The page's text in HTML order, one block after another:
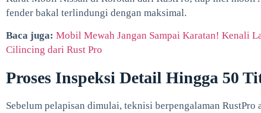
fender bakal terlindungi dengan maksimal.
Baca juga: Mobil Mewah Jangan Sampai Karatan! Kenali
Cilincing dari Rust Pro
Proses Inspeksi Detail Hingga 50
Sebelum pelapisan dimulai, teknisi berpengalaman